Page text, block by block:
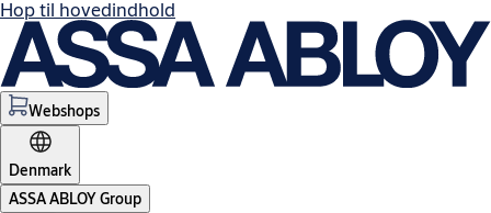
Hop til hovedindhold
Webshops
Denmark
ASSA ABLOY Group